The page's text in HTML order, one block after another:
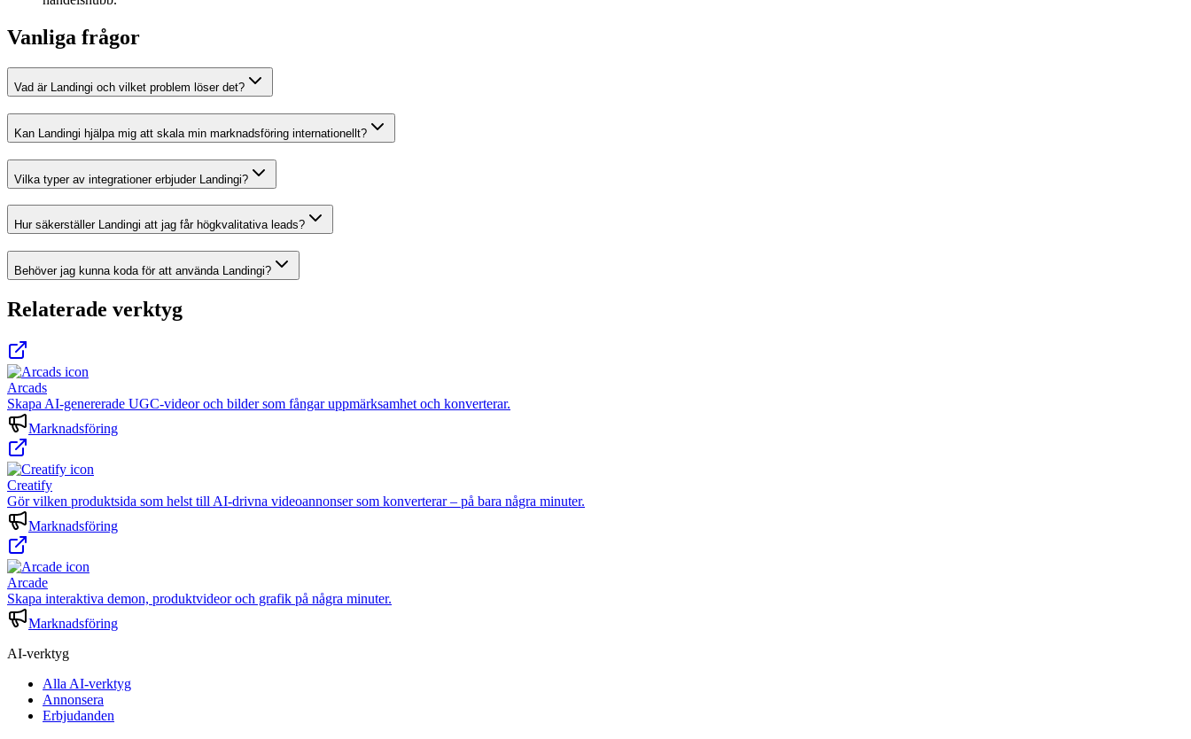
Vanliga frågor
Vad är Landingi och vilket problem löser det?
Kan Landingi hjälpa mig att skala min marknadsföring internationellt?
Vilka typer av integrationer erbjuder Landingi?
Hur säkerställer Landingi att jag får högkvalitativa leads?
Behöver jag kunna koda för att använda Landingi?
Relaterade verktyg
Arcads
Skapa AI-genererade UGC-videor och bilder som fångar uppmärksamhet och konverterar.
Marknadsföring
Creatify
Gör vilken produktsida som helst till AI-drivna videoannonser som konverterar – på bara några minuter.
Marknadsföring
Arcade
Skapa interaktiva demon, produktvideor och grafik på några minuter.
Marknadsföring
AI-verktyg
Alla AI-verktyg
Annonsera
Erbjudanden